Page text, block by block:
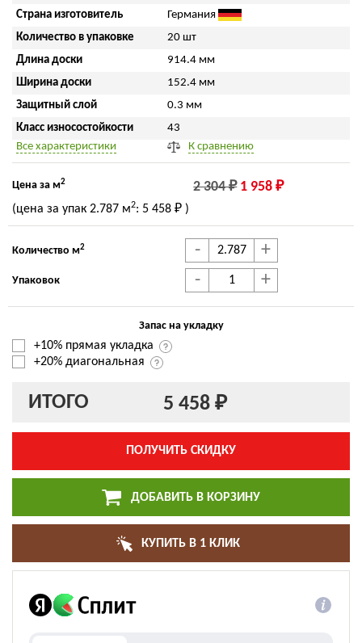
Страна изготовитель
Германия
Количество в упаковке
20 шт
Длина доски
914.4 мм
Ширина доски
152.4 мм
Защитный слой
0.3 мм
Класс износостойкости
43
Все характеристики
К сравнению
Цена за м2 2 304 ₽ 1 958 ₽
(цена за упак 2.787 м2: 5 458 ₽ )
Количество м2 - +
Упаковок - +
Запас на укладку
+10% прямая укладка
+20% диагональная
ИТОГО 5 458 ₽
ПОЛУЧИТЬ СКИДКУ
ДОБАВИТЬ В КОРЗИНУ
КУПИТЬ В 1 КЛИК